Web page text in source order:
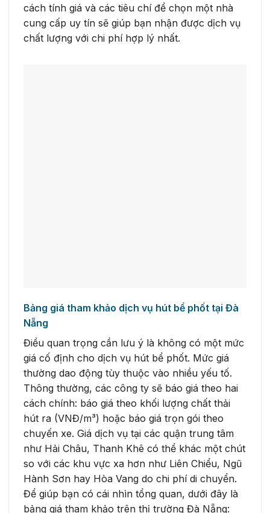
cách tính giá và các tiêu chí để chọn một nhà
cung cấp uy tín sẽ giúp bạn nhận được dịch vụ
chất lượng với chi phí hợp lý nhất.
Bảng giá tham khảo dịch vụ hút bể phốt tại Đà
Nẵng
Điều quan trọng cần lưu ý là không có một mức
giá cố định cho dịch vụ hút bể phốt. Mức giá
thường dao động tùy thuộc vào nhiều yếu tố.
Thông thường, các công ty sẽ báo giá theo hai
cách chính: báo giá theo khối lượng chất thải
hút ra (VNĐ/m³) hoặc báo giá trọn gói theo
chuyến xe. Giá dịch vụ tại các quận trung tâm
như Hải Châu, Thanh Khê có thể khác một chút
so với các khu vực xa hơn như Liên Chiểu, Ngũ
Hành Sơn hay Hòa Vang do chi phí di chuyển.
Để giúp bạn có cái nhìn tổng quan, dưới đây là
bảng giá tham khảo trên thị trường Đà Nẵng: